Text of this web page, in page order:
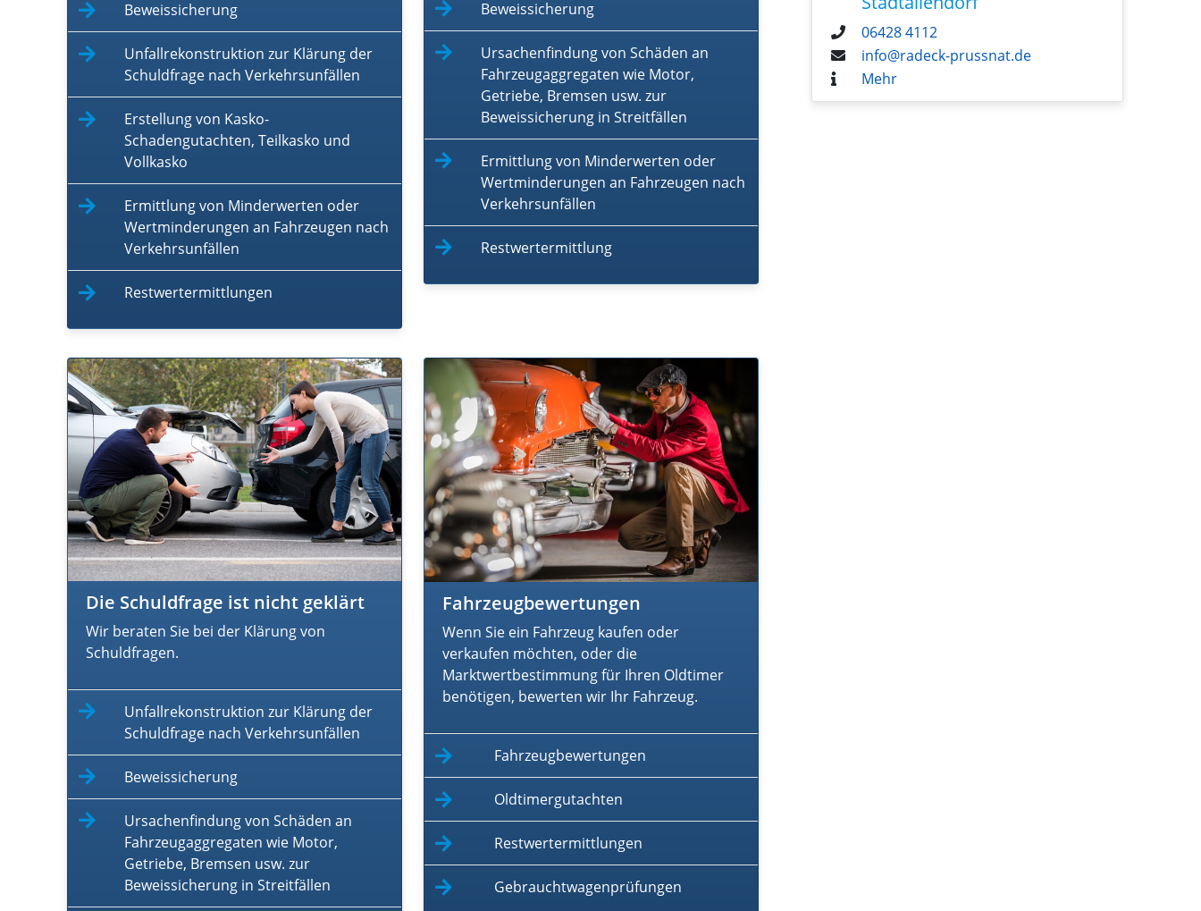
Beweissicherung
Unfallrekonstruktion zur Klärung der
Schuldfrage nach Verkehrsunfällen
Erstellung von Kasko-
Schadengutachten, Teilkasko und
Vollkasko
Ermittlung von Minderwerten oder
Wertminderungen an Fahrzeugen nach
Verkehrsunfällen
Restwertermittlungen
Beweissicherung
Ursachenfindung von Schäden an
Fahrzeugaggregaten wie Motor,
Getriebe, Bremsen usw. zur
Beweissicherung in Streitfällen
Ermittlung von Minderwerten oder
Wertminderungen an Fahrzeugen nach
Verkehrsunfällen
Restwertermittlung
Die Schuldfrage ist nicht geklärt
Wir beraten Sie bei der Klärung von
Schuldfragen.
Unfallrekonstruktion zur Klärung der
Schuldfrage nach Verkehrsunfällen
Beweissicherung
Ursachenfindung von Schäden an
Fahrzeugaggregaten wie Motor,
Getriebe, Bremsen usw. zur
Beweissicherung in Streitfällen
Fahrzeugbewertungen
Wenn Sie ein Fahrzeug kaufen oder
verkaufen möchten, oder die
Marktwertbestimmung für Ihren Oldtimer
benötigen, bewerten wir Ihr Fahrzeug.
Fahrzeugbewertungen
Oldtimergutachten
Restwertermittlungen
Gebrauchtwagenprüfungen
06428 4112
info@radeck-prussnat.de
Mehr